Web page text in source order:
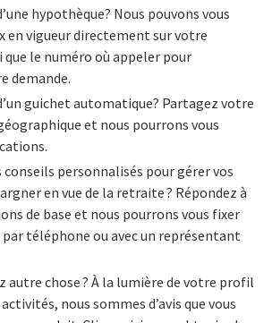
hypothèque? Nous pouvons vous
en vigueur directement sur votre
le numéro où appeler pour
demande.
guichet automatique? Partagez votre
et nous pourrons vous
conseils personnalisés pour gérer vos
en vue de la retraite ? Répondez à
de base et nous pourrons vous fixer
téléphone ou avec un représentant
autre chose ? À la lumière de votre profil
nous sommes d’avis que vous